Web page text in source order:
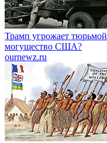
Трамп угрожает
могущество США?
ournewz.ru